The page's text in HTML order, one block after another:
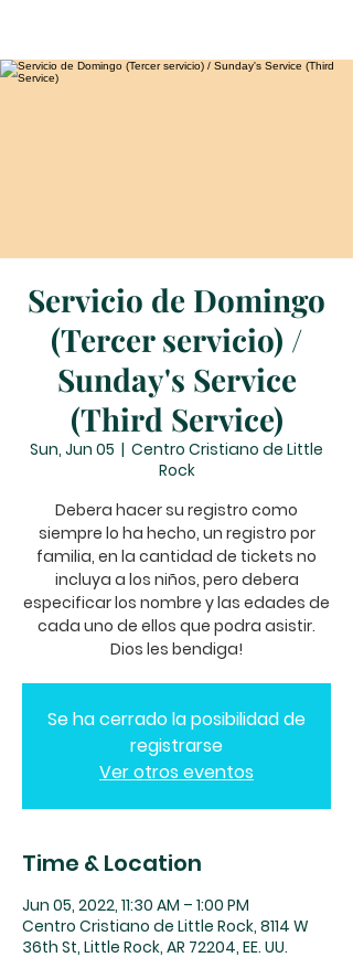
Servicio de Domingo
(Tercer servicio) /
Sunday's Service
(Third Service)
Sun, Jun 05
  |
Centro Cristiano de Little
Rock
Debera hacer su registro como
siempre lo ha hecho, un registro por
familia, en la cantidad de tickets no
incluya a los niños, pero debera
especificar los nombre y las edades de
cada uno de ellos que podra asistir.
Dios les bendiga!
Se ha cerrado la posibilidad de
registrarse
Ver otros eventos
Time & Location
Jun 05, 2022, 11:30 AM – 1:00 PM
Centro Cristiano de Little Rock, 8114 W
36th St, Little Rock, AR 72204, EE. UU.